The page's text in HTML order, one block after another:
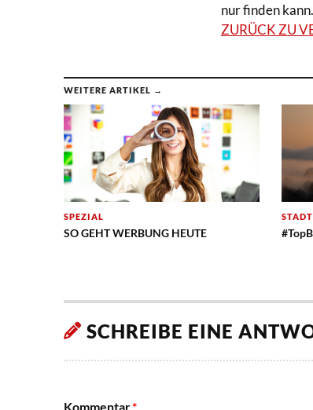
nur finden kann.
ZURÜCK ZU
WEITERE ARTIKEL →
SPEZIAL
SO GEHT WERBUNG HEUTE
SCHREIBE EINE
Kommentar*